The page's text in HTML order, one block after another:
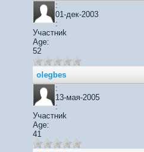
:
01-дек-2003
:
Участниk
Age:
52
olegbes
:
13-мая-2005
:
Участниk
Age:
41